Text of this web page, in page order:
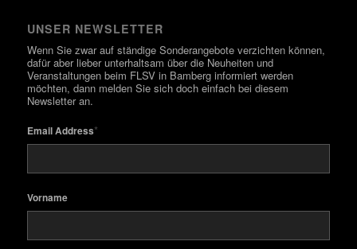
UNSER NEWSLETTER
Wenn Sie zwar auf ständige Sonderangebote verzichten können,
dafür aber lieber unterhaltsam über die Neuheiten und
Veranstaltungen beim FLSV in Bamberg informiert werden
möchten, dann melden Sie sich doch einfach bei diesem
Newsletter an.
Email Address*
Vorname